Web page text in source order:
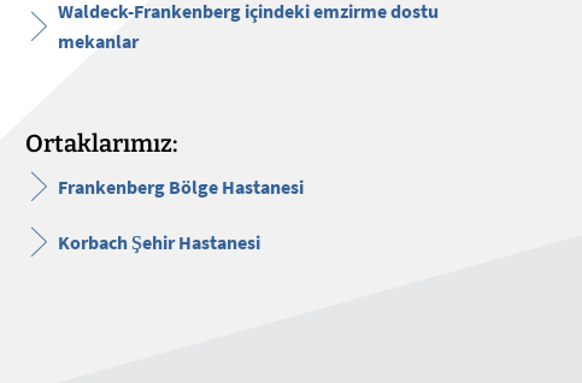
Waldeck-Frankenberg içindeki emzirme dostu
mekanlar
Ortaklarımız:
Frankenberg Bölge Hastanesi
Korbach Şehir Hastanesi